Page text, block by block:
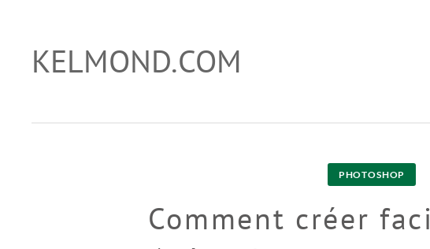
contentKELMOND.COM
conseils sur photoshop et lightroom
PHOTOSHOP
Comment créer